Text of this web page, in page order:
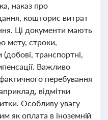
наказ про
кошторис витрат
Ці документи мають
мету, строки,
транспортні,
Важливо
перебування
відмітки
Особливу увагу
як оплата в іноземній